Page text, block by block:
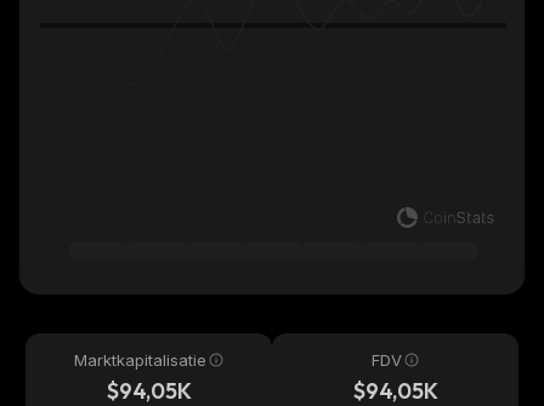
Marktkapitalisatie
$94,05K
FDV
$94,05K